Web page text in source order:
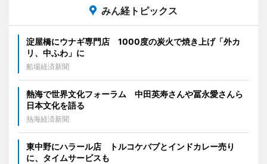
みん経トピックス
淀屋橋にウナギ専門店 1000度の炭火で焼き上げ「外カ
リ、中ふわ」に
船場経済新聞
熱海で世界文化フォーラム 中田英寿さんや冨永愛さんら
日本文化を語る
熱海経済新聞
東中野にハラール店 トルコケバブとインドカレー売り
に、タイムサービスも